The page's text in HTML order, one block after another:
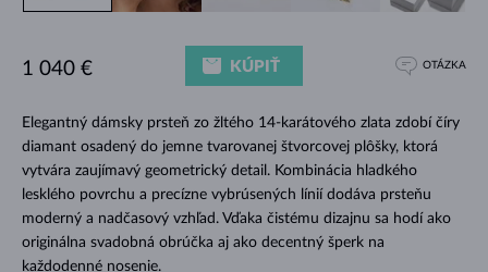
Elegantný dámsky prsteň zo žltého 14-karátového zlata zdobí číry
diamant osadený do jemne tvarovanej štvorcovej plôšky, ktorá
vytvára zaujímavý geometrický detail. Kombinácia hladkého
lesklého povrchu a precízne vybrúsených línií dodáva prsteňu
moderný a nadčasový vzhľad. Vďaka čistému dizajnu sa hodí ako
originálna svadobná obrúčka aj ako decentný šperk na
každodenné nosenie.
1 040 € KÚPIŤ OTÁZKA